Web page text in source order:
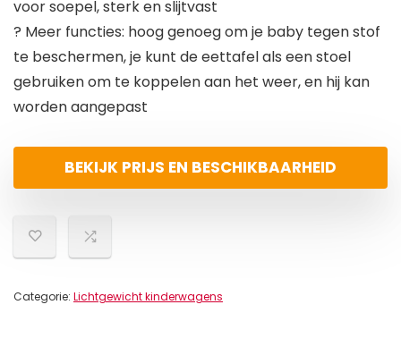
voor soepel, sterk en slijtvast
? Meer functies: hoog genoeg om je baby tegen stof
te beschermen, je kunt de eettafel als een stoel
gebruiken om te koppelen aan het weer, en hij kan
worden aangepast
BEKIJK PRIJS EN BESCHIKBAARHEID
Categorie: Lichtgewicht kinderwagens